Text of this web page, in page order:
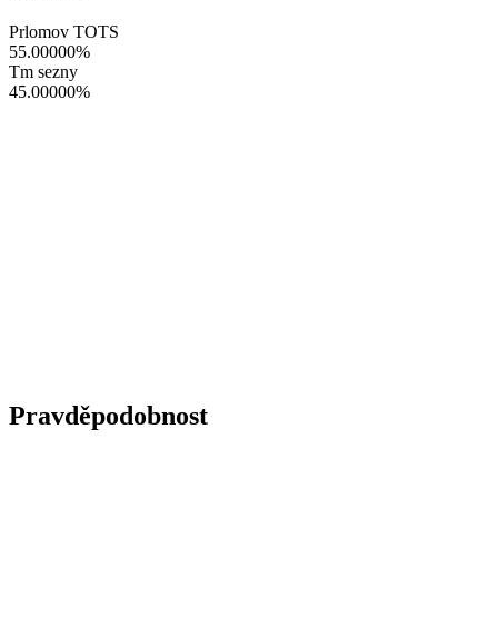
Prlomov TOTS
55.00000%
Tm sezny
45.00000%
Pravděpodobnost